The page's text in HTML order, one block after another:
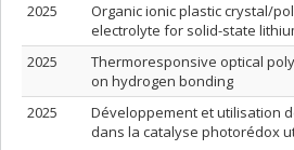
2025
Organic ionic plastic crystal/
electrolyte for solid-state
2025
Thermoresponsive optical
on hydrogen bonding
2025
Développement et utilisation
dans la catalyse photorédox